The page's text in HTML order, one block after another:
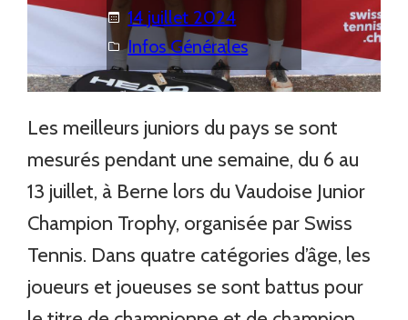
14 juillet 2024
Infos Générales
Les meilleurs juniors du pays se sont
mesurés pendant une semaine, du 6 au
13 juillet, à Berne lors du Vaudoise Junior
Champion Trophy, organisée par Swiss
Tennis. Dans quatre catégories d’âge, les
joueurs et joueuses se sont battus pour